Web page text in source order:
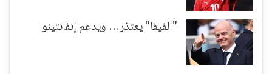
"الفيفا" يعتذر… ويدعم إنفانتينو